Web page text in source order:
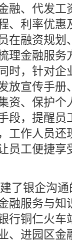
融、代发工
、利率优惠
在融资规划
理金融服务
时，针对企
放宣传手册
资、保护个
段，提醒员
工作人员还
员工便捷享
了银企沟
融服务与知
行铜仁火车
、进园区金